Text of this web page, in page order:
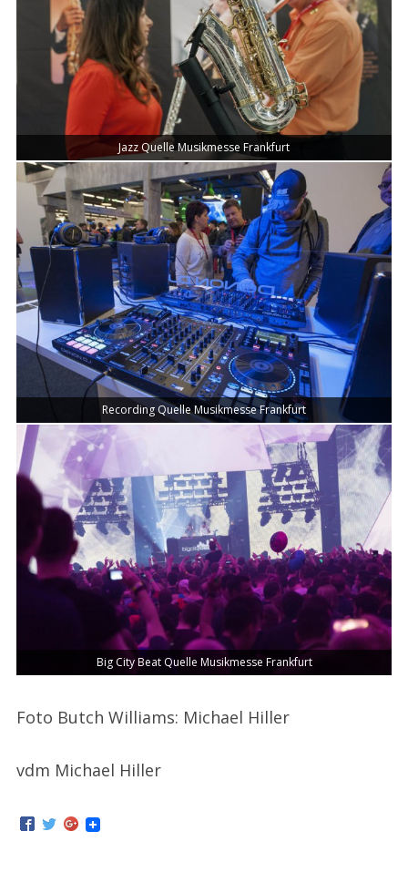
Jazz Quelle Musikmesse Frankfurt
Recording Quelle Musikmesse Frankfurt
Big City Beat Quelle Musikmesse Frankfurt
Foto Butch Williams: Michael Hiller
vdm Michael Hiller